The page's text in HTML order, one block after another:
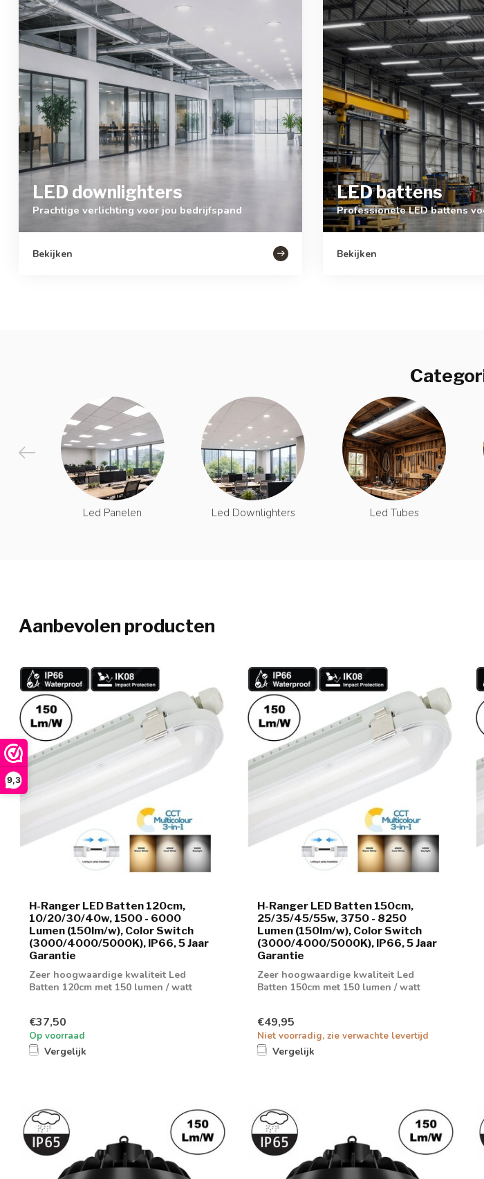
9,3
LED downlighters
Prachtige verlichting voor jou bedrijfspand
Bekijken
LED battens
Professionele LED battens
Bekijken
Led Panelen Led Downlighters Led Tubes
Aanbevolen producten
H-Ranger LED Batten 120cm,
10/20/30/40w, 1500 - 6000
Lumen (150lm/w), Color Switch
(3000/4000/5000K), IP66, 5 Jaar
Garantie
Zeer hoogwaardige kwaliteit Led
Batten 120cm met 150 lumen / watt
€37,50
Op voorraad
Vergelijk
H-Ranger LED Batten 150cm,
25/35/45/55w, 3750 - 8250
Lumen (150lm/w), Color Switch
(3000/4000/5000K), IP66, 5 Jaar
Garantie
Zeer hoogwaardige kwaliteit Led
Batten 150cm met 150 lumen / watt
€49,95
Niet voorradig, zie verwachte levertijd
Vergelijk